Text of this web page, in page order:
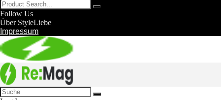
Follow Us
Über StyleLiebe
Impressum